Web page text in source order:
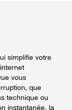
simplifie votre
vous
que
technique ou
instantanée, la